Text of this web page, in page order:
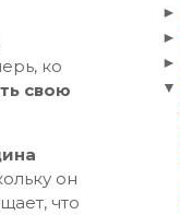
ко
свою
он
что
►
►
►
▼